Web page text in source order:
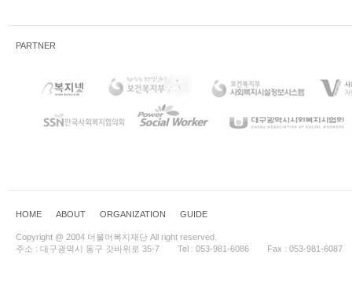
PARTNER
HOME ABOUT ORGANIZATION GUIDE
Copyright @ 2004 더불어복지재단 All right reserved.
주소 : 대구광역시 동구 갓바위로 35-7
Tel : 053-981-6086 Fax : 053-981-6087